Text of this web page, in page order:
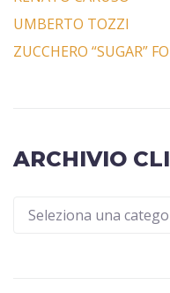
UMBERTO TOZZI
ZUCCHERO “SUGAR”
ARCHIVIO